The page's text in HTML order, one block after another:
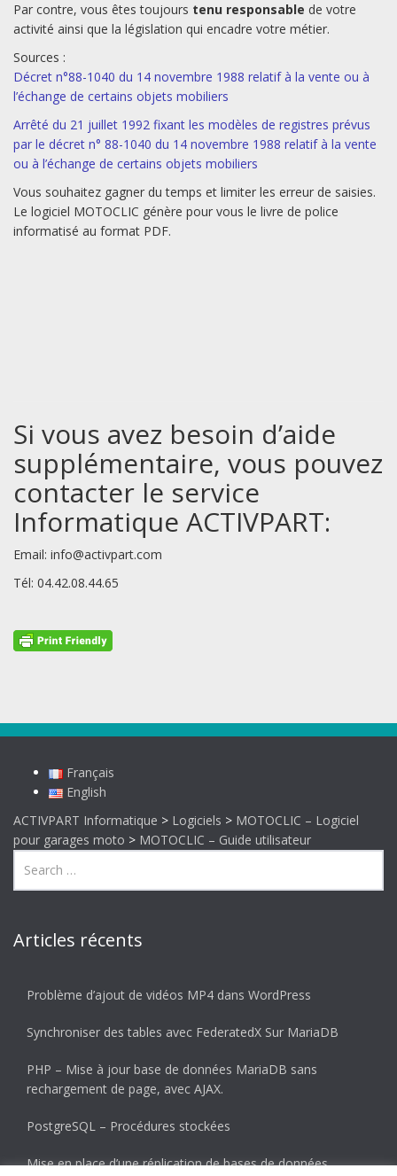
Par contre, vous êtes toujours tenu responsable de votre
activité ainsi que la législation qui encadre votre métier.
Sources :
Décret n°88-1040 du 14 novembre 1988 relatif à la vente ou à
l’échange de certains objets mobiliers
Arrêté du 21 juillet 1992 fixant les modèles de registres prévus
par le décret n° 88-1040 du 14 novembre 1988 relatif à la vente
ou à l’échange de certains objets mobiliers
Vous souhaitez gagner du temps et limiter les erreur de saisies.
Le logiciel MOTOCLIC génère pour vous le livre de police
informatisé au format PDF.
Si vous avez besoin d’aide
supplémentaire, vous pouvez
contacter le service
Informatique ACTIVPART:
Email: info@activpart.com
Tél: 04.42.08.44.65
Français
English
ACTIVPART Informatique > Logiciels > MOTOCLIC – Logiciel
pour garages moto > MOTOCLIC – Guide utilisateur
Articles récents
Problème d’ajout de vidéos MP4 dans WordPress
Synchroniser des tables avec FederatedX Sur MariaDB
PHP – Mise à jour base de données MariaDB sans
rechargement de page, avec AJAX.
PostgreSQL – Procédures stockées
Mise en place d’une réplication de bases de données